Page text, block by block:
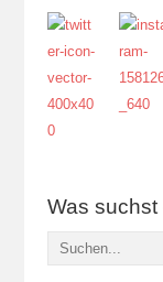
Was suchst